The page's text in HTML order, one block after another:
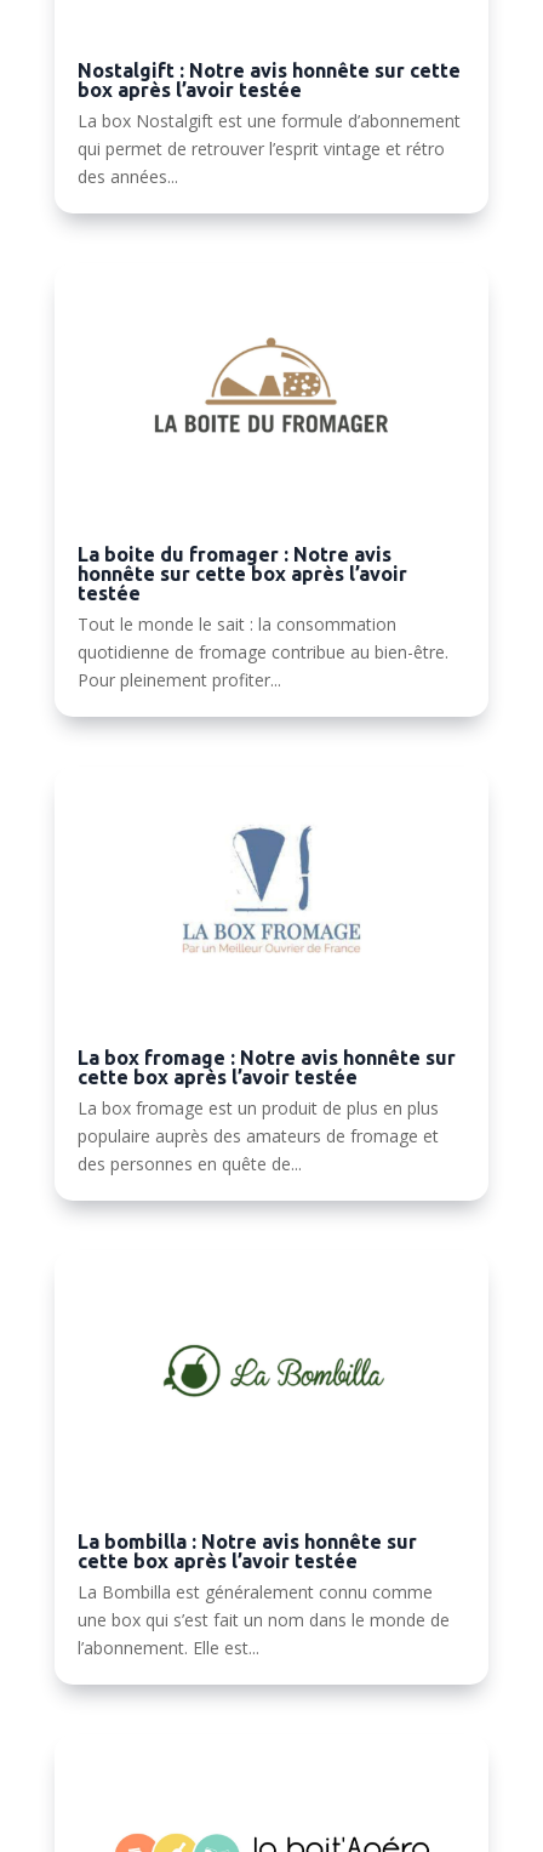
Nostalgift : Notre avis honnête sur cette
box après l’avoir testée
La box Nostalgift est une formule d’abonnement
qui permet de retrouver l’esprit vintage et rétro
des années...
La boite du fromager : Notre avis
honnête sur cette box après l’avoir
testée
Tout le monde le sait : la consommation
quotidienne de fromage contribue au bien-être.
Pour pleinement profiter...
La box fromage : Notre avis honnête sur
cette box après l’avoir testée
La box fromage est un produit de plus en plus
populaire auprès des amateurs de fromage et
des personnes en quête de...
La bombilla : Notre avis honnête sur
cette box après l’avoir testée
La Bombilla est généralement connu comme
une box qui s’est fait un nom dans le monde de
l’abonnement. Elle est...